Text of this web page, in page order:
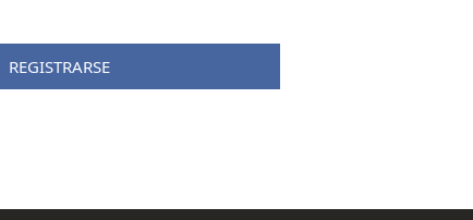
REGISTRARSE